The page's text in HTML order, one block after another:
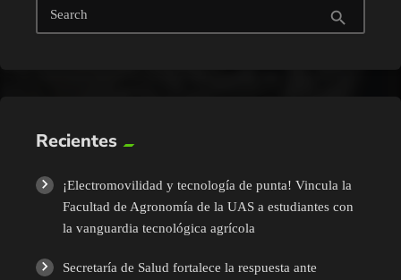
Search search
Recientes
¡Electromovilidad y tecnología de punta! Vincula la
Facultad de Agronomía de la UAS a estudiantes con
la vanguardia tecnológica agrícola
Secretaría de Salud fortalece la respuesta ante